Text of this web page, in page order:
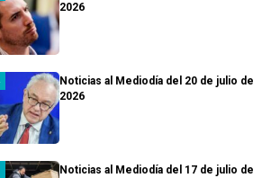
2026
Noticias al Mediodía del 20 de julio de
2026
Noticias al Mediodía del 17 de julio de